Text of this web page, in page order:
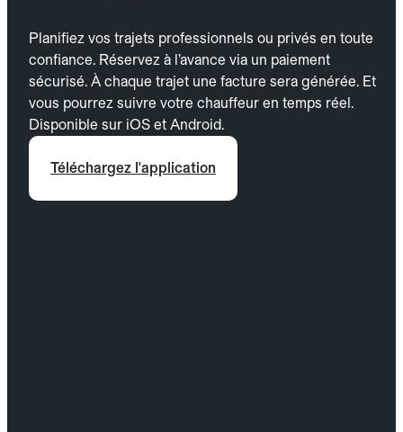
Planifiez vos trajets professionnels ou privés en toute
confiance. Réservez à l’avance via un paiement
sécurisé. À chaque trajet une facture sera générée. Et
vous pourrez suivre votre chauffeur en temps réel.
Disponible sur iOS et Android.
Téléchargez l'application